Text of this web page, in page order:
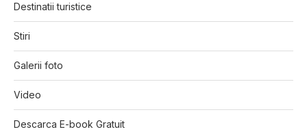
Destinatii turistice
Stiri
Galerii foto
Video
Descarca E-book Gratuit